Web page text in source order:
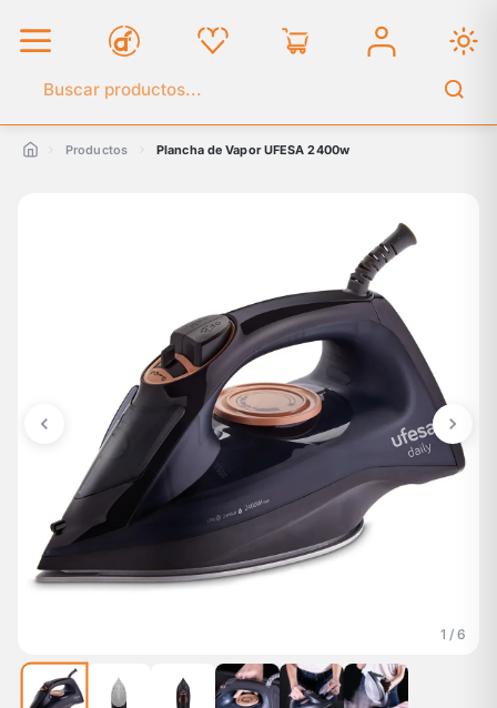
Buscar en el catálogo
Productos Plancha de Vapor UFESA 2400w
1 / 6